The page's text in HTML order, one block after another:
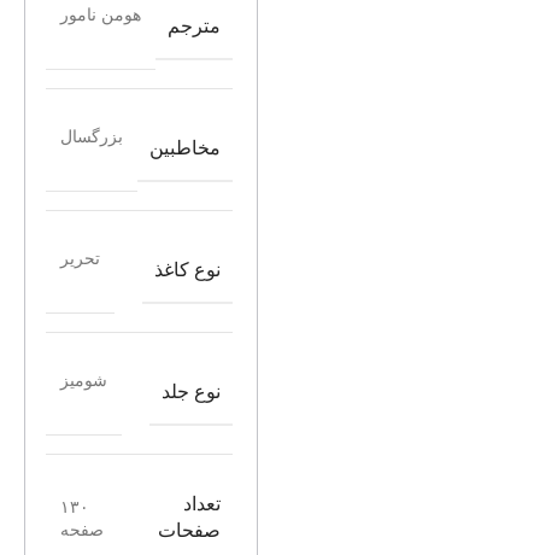
مترجم
هومن نامور
مخاطبین
بزرگسال
نوع کاغذ
تحریر
نوع جلد
شومیز
تعداد
صفحات
۱۳۰
صفحه